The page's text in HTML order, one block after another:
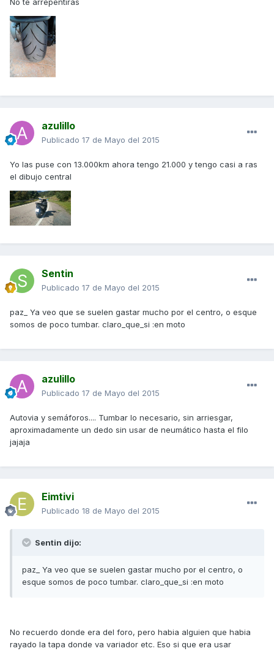
No te arrepentiras
azulillo
Publicado 17 de Mayo del 2015
Yo las puse con 13.000km ahora tengo 21.000 y tengo casi a ras
el dibujo central
Sentin
Publicado 17 de Mayo del 2015
paz_ Ya veo que se suelen gastar mucho por el centro, o esque
somos de poco tumbar. claro_que_si :en moto
azulillo
Publicado 17 de Mayo del 2015
Autovia y semáforos.... Tumbar lo necesario, sin arriesgar,
aproximadamente un dedo sin usar de neumático hasta el filo
jajaja
Eimtivi
Publicado 18 de Mayo del 2015
Sentin dijo:
paz_ Ya veo que se suelen gastar mucho por el centro, o
esque somos de poco tumbar. claro_que_si :en moto
No recuerdo donde era del foro, pero habia alguien que habia
rayado la tapa donde va variador etc. Eso si que era usar